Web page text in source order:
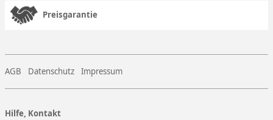
Preisgarantie
AGB Datenschutz Impressum
Hilfe, Kontakt